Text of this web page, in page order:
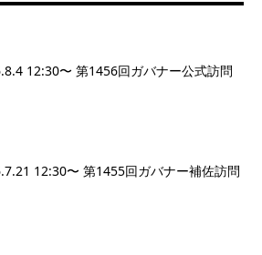
12:30〜 第1456回ガバナー公式訪問
12:30〜 第1455回ガバナー補佐訪問